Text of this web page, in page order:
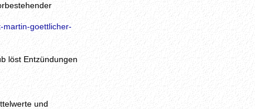
martin-goettlicher-
löst Entzündungen
und